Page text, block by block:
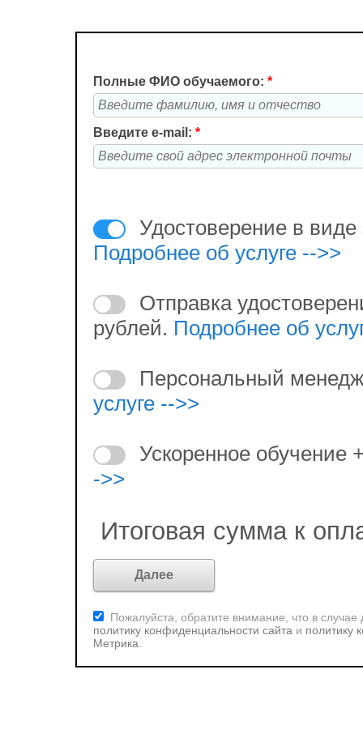
Полные ФИО обучаемого: *
Введите e-mail: *
Удостоверение в виде
Подробнее об услуге -->>
Отправка
рублей. Подробнее об
Персональный
услуге -->>
Ускоренное обучение
->>
Итоговая сумма к
Пожалуйста, обратите внимание, что в
политику конфиденциальности сайта и политику
Метрика